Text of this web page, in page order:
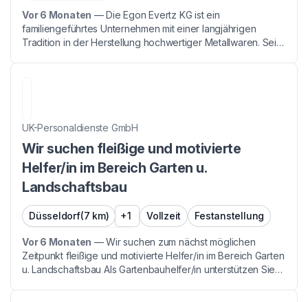
Vor 6 Monaten —Die Egon Evertz KG ist ein
familiengeführtes Unternehmen mit einer langjährigen
Tradition in der Herstellung hochwertiger Metallwaren. Seit
UK-Personaldienste GmbH
Wir suchen fleißige und motivierte
Helfer/in im Bereich Garten u.
Landschaftsbau
Düsseldorf(7 km) +1 Vollzeit Festanstellung
Vor 6 Monaten —Wir suchen zum nächst möglichen
Zeitpunkt fleißige und motivierte Helfer/in im Bereich Garten
u. Landschaftsbau Als Gartenbauhelfer/in unterstützen Sie